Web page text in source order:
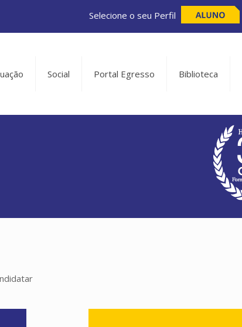
Selecione o seu Perfil
Social Portal Egresso Biblioteca